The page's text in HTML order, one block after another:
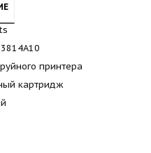
принтера
картридж